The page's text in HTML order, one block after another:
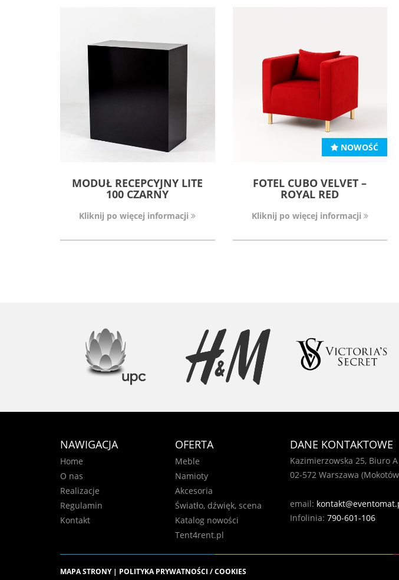
MODUŁ RECEPCYJNY LITE
100 CZARNY
Kliknij po więcej informacji
NOWOŚĆ
FOTEL CUBO VELVET –
ROYAL RED
Kliknij po więcej informacji
NAWIGACJA
Home
O nas
Realizacje
Regulamin
Kontakt
OFERTA
Meble
Namioty
Akcesoria
Światło, dźwięk, scena
Katalog nowości
Tent4rent.pl
DANE KONTAKTOWE
Kazimierzowska 25, Biuro A
02-572 Warszawa
email:
Infolinia: 790-601-106
MAPA STRONY| POLITYKA PRYWATNOŚCI / COOKIES